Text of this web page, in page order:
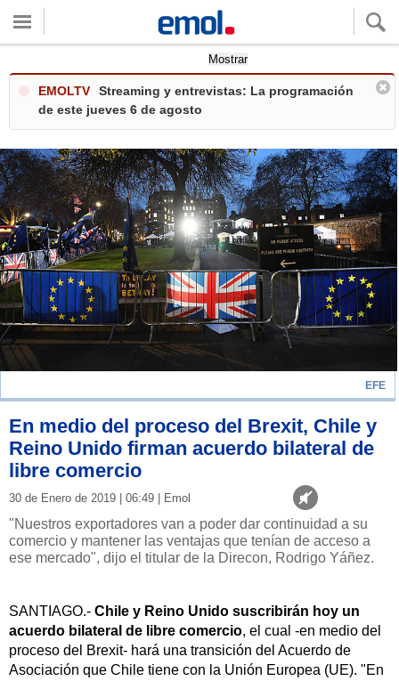
Mostrar
EMOLTV
Streaming y entrevistas: La programación
de este jueves 6 de agosto
EFE
En medio del proceso del Brexit, Chile y
Reino Unido firman acuerdo bilateral de
libre comercio
30 de Enero de 2019 | 06:49 | Emol
"Nuestros exportadores van a poder dar continuidad a su
comercio y mantener las ventajas que tenían de acceso a
ese mercado", dijo el titular de la Direcon, Rodrigo Yáñez.
SANTIAGO.- Chile y Reino Unido suscribirán hoy un
acuerdo bilateral de libre comercio, el cual -en medio del
proceso del Brexit- hará una transición del Acuerdo de
Asociación que Chile tiene con la Unión Europea (UE). "En